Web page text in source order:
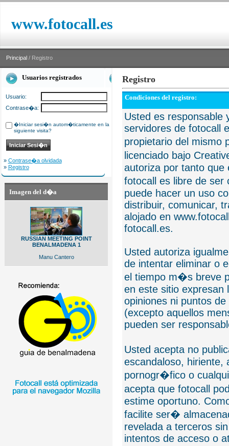
www.fotocall.es
Principal / Registro
Usuarios registrados
Usuario:
Contrase�a:
�Iniciar sesi�n autom�ticamente en la
siguiente visita?
» Contrase�a olvidada
» Registro
Imagen del d�a
RUSSIAN MEETING POINT
BENALMADENA 1
Manu Cantero
Registro
Condiciones del registro:
Usted es responsable
servidores de fotocall
propietario del mismo
licenciado bajo
autoriza por tanto que
fotocall es libre de
puede hacer un uso
distribuir, comunicar,
alojado en
fotocall.es.
Usted autoriza
de intentar eliminar o
el tiempo m�s breve
en este sitio expresan
opiniones ni puntos
(excepto aquellos
pueden ser
Usted acepta no
escandaloso, hiriente,
pornogr�fico o
acepta que fotocall
estime oportuno.
facilite ser�
revelada a terceros
intentos de acceso o